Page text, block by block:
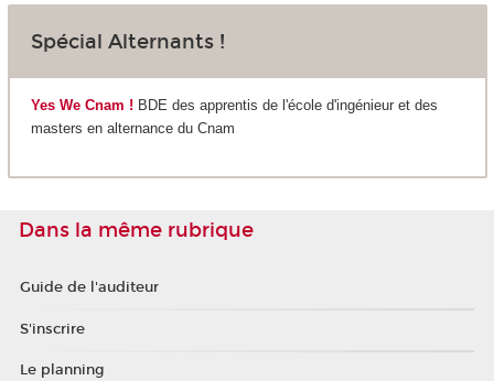
Spécial Alternants !
Yes We Cnam ! BDE des apprentis de l'école d'ingénieur et des
masters en alternance du Cnam
Dans la même rubrique
Guide de l'auditeur
S'inscrire
Le planning